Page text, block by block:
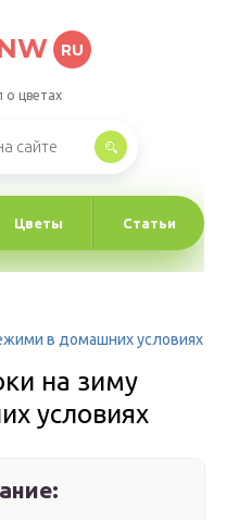
RU
о цветах
Цветы Статьи
в домашних условиях
на зиму
условиях